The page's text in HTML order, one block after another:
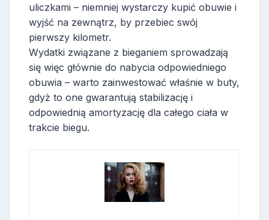
uliczkami – niemniej wystarczy kupić obuwie i
wyjść na zewnątrz, by przebiec swój
pierwszy kilometr.
Wydatki związane z bieganiem sprowadzają
się więc głównie do nabycia odpowiedniego
obuwia – warto zainwestować właśnie w buty,
gdyż to one gwarantują stabilizację i
odpowiednią amortyzację dla całego ciała w
trakcie biegu.